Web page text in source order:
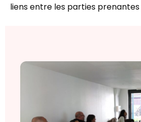
liens entre les parties